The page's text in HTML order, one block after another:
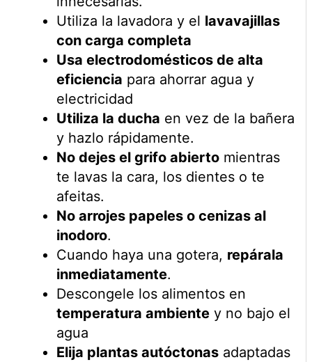
Utiliza la lavadora y el lavavajillas
con carga completa
Usa electrodomésticos de alta
eficiencia para ahorrar agua y
electricidad
Utiliza la ducha en vez de la bañera
y hazlo rápidamente.
No dejes el grifo abiertomientras
te lavas la cara, los dientes o te
afeitas.
No arrojes papeles o cenizas al
inodoro.
Cuando haya una gotera, repárala
inmediatamente.
Descongele los alimentos en
temperatura ambientey no bajo el
agua
Elija plantas autóctonasadaptadas